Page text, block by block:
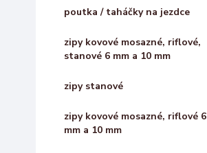
poutka / taháčky na jezdce
zipy kovové mosazné, riflové,
stanové 6 mm a 10 mm
zipy stanové
zipy kovové mosazné, riflové 6
mm a 10 mm